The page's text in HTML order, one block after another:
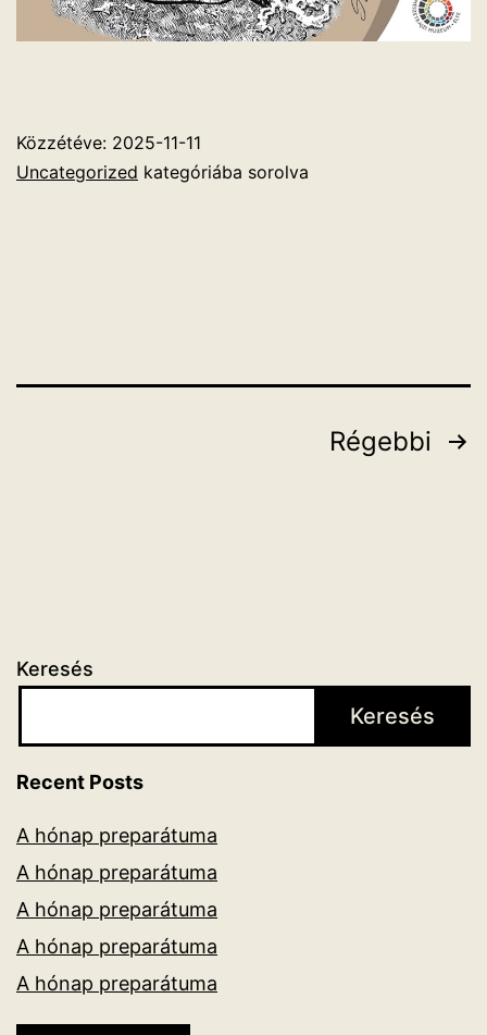
Közzétéve: 2025-11-11
Uncategorized kategóriába sorolva
Régebbi
Keresés
Keresés
Recent Posts
A hónap preparátuma
A hónap preparátuma
A hónap preparátuma
A hónap preparátuma
A hónap preparátuma